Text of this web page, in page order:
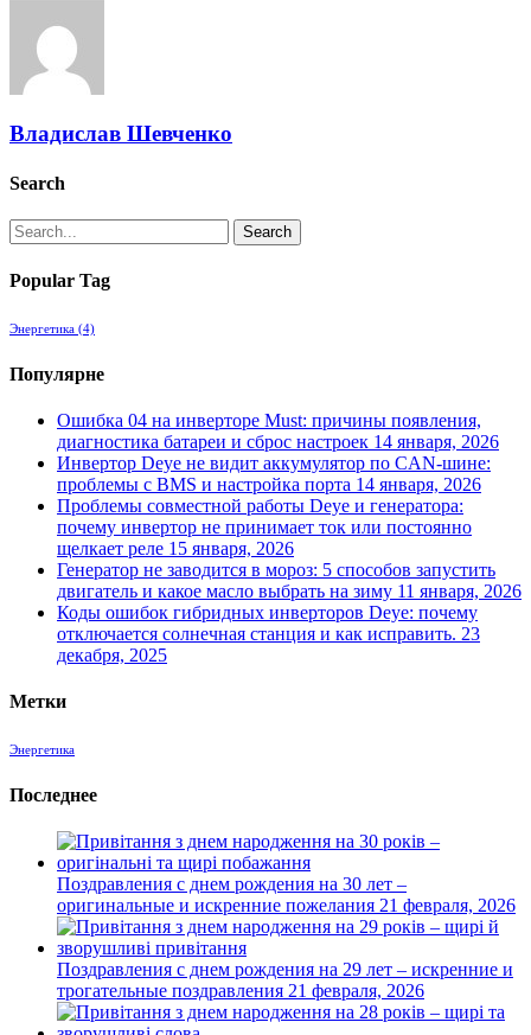
Владислав Шевченко
Search
Search
Popular Tag
Энергетика (4)
Популярне
Ошибка 04 на инверторе Must: причины появления,
диагностика батареи и сброс настроек 14 января, 2026
Инвертор Deye не видит аккумулятор по CAN-шине:
проблемы с BMS и настройка порта 14 января, 2026
Проблемы совместной работы Deye и генератора:
почему инвертор не принимает ток или постоянно
щелкает реле 15 января, 2026
Генератор не заводится в мороз: 5 способов запустить
двигатель и какое масло выбрать на зиму 11 января, 2026
Коды ошибок гибридных инверторов Deye: почему
отключается солнечная станция и как исправить. 23
декабря, 2025
Метки
Энергетика
Последнее
Поздравления с днем рождения на 30 лет –
оригинальные и искренние пожелания 21 февраля, 2026
Поздравления с днем рождения на 29 лет – искренние и
трогательные поздравления 21 февраля, 2026